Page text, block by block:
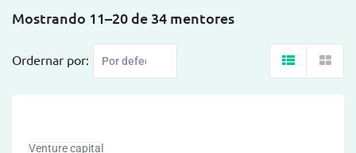
Mostrando 11–20 de 34 mentores
Ordernar por:
Venture capital